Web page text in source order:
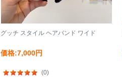
グッチ スタイル ヘアバンド ワイド
価格:7,000円
(0)